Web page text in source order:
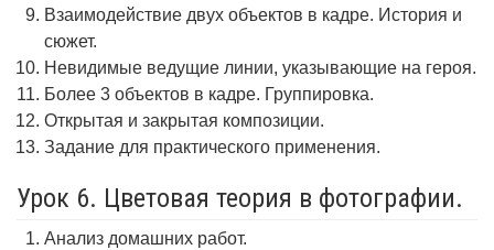
Взаимодействие двух объектов в кадре. История и
сюжет.
Невидимые ведущие линии, указывающие на героя.
Более 3 объектов в кадре. Группировка.
Открытая и закрытая композиции.
Задание для практического применения.
Урок 6. Цветовая теория в фотографии.
Анализ домашних работ.